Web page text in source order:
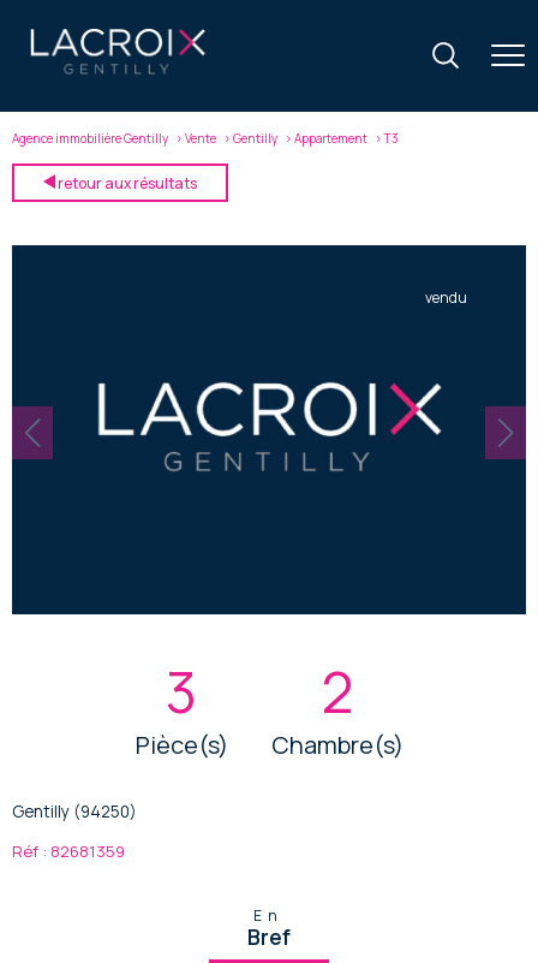
Agence immobilière Gentilly Vente Gentilly Appartement T3
retour aux résultats
vendu
3
Pièce(s)
2
Chambre(s)
Gentilly (94250)
Réf : 82681359
En
Bref